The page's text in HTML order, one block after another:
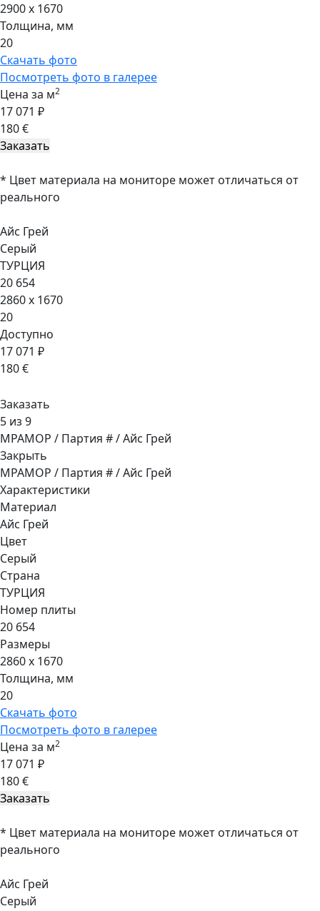
2900 x 1670
Толщина, мм
20
Скачать фото
Посмотреть фото в галерее
Цена за м2
17 071 ₽
180 €
* Цвет материала на мониторе может отличаться от
реального
Айс Грей
Серый
ТУРЦИЯ
20 654
2860 x 1670
20
Доступно
17 071 ₽
180 €
Заказать
5 из 9
МРАМОР / Партия # / Айс Грей
Закрыть
МРАМОР / Партия # / Айс Грей
Характеристики
Материал
Айс Грей
Цвет
Серый
Страна
ТУРЦИЯ
Номер плиты
20 654
Размеры
2860 x 1670
Толщина, мм
20
Скачать фото
Посмотреть фото в галерее
Цена за м2
17 071 ₽
180 €
* Цвет материала на мониторе может отличаться от
реального
Айс Грей
Серый